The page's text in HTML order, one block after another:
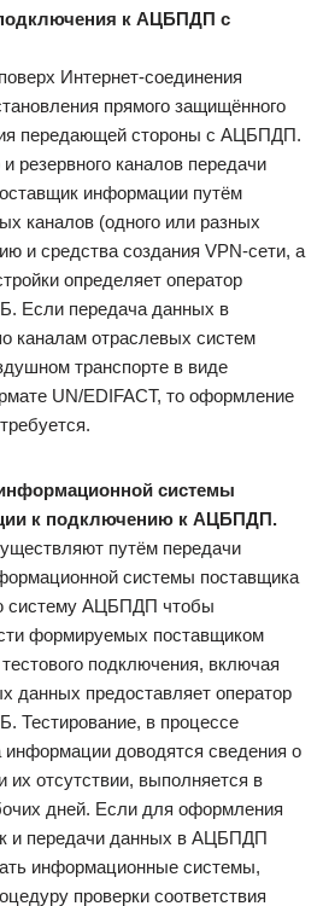
к АЦБПДП с
Интернет-соединения
прямого защищённого
передающей стороны c АЦБПДП.
резервного каналов передачи
информации путём
каналов (одного или разных
и средства создания VPN-сети, а
определяет оператор
Если передача данных в
каналам отраслевых систем
транспорте в виде
UN/EDIFACT, то оформление
системы
к подключению к АЦБПДП.
путём передачи
системы поставщика
систему АЦБПДП чтобы
формируемых поставщиком
подключения, включая
данных предоставляет оператор
Тестирование, в процессе
информации доводятся сведения о
отсутствии, выполняется в
дней. Если для оформления
и передачи данных в АЦБПДП
информационные системы,
проверки соответствия